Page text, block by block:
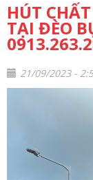
HÚT
TẠI ĐÈO
21/09/2023 -